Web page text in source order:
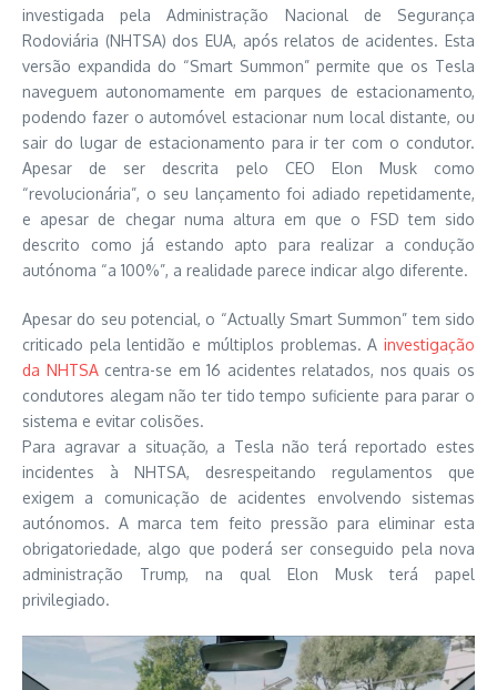
investigada pela Administração Nacional de Segurança
Rodoviária (NHTSA) dos EUA, após relatos de acidentes. Esta
versão expandida do “Smart Summon” permite que os Tesla
naveguem autonomamente em parques de estacionamento,
podendo fazer o automóvel estacionar num local distante, ou
sair do lugar de estacionamento para ir ter com o condutor.
Apesar de ser descrita pelo CEO Elon Musk como
“revolucionária”, o seu lançamento foi adiado repetidamente,
e apesar de chegar numa altura em que o FSD tem sido
descrito como já estando apto para realizar a condução
autónoma “a 100%”, a realidade parece indicar algo diferente.
Apesar do seu potencial, o “Actually Smart Summon” tem sido
criticado pela lentidão e múltiplos problemas. A investigação
da NHTSAcentra-se em 16 acidentes relatados, nos quais os
condutores alegam não ter tido tempo suficiente para parar o
sistema e evitar colisões.
Para agravar a situação, a Tesla não terá reportado estes
incidentes à NHTSA, desrespeitando regulamentos que
exigem a comunicação de acidentes envolvendo sistemas
autónomos. A marca tem feito pressão para eliminar esta
obrigatoriedade, algo que poderá ser conseguido pela nova
administração Trump, na qual Elon Musk terá papel
privilegiado.